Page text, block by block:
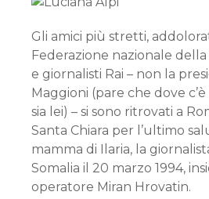
Gli amici più stretti,
Federazione nazionale
e giornalisti Rai – non la
Maggioni (pare che dove
sia lei) – si sono ritrovati a
Santa Chiara per l’ultimo
mamma di Ilaria, la
Somalia il 20 marzo 1994,
operatore Miran Hrovatin.